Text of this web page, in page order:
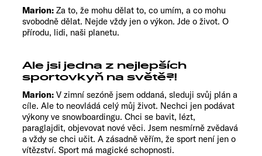
Marion: Za to, že mohu dělat to, co umím, a co mohu
svobodně dělat. Nejde vždy jen o výkon. Jde o život. O
přírodu, lidi, naši planetu.
Ale jsi jedna z nejlepších
sportovkyň na světě?!
Marion: V zimní sezóně jsem oddaná, sleduji svůj plán a
cíle. Ale to neovládá celý můj život. Nechci jen podávat
výkony ve snowboardingu. Chci se bavit, lézt,
paraglajdit, objevovat nové věci. Jsem nesmírně zvědavá
a vždy se chci učit. A zásadně věřím, že sport není jen o
vítězství. Sport má magické schopnosti.